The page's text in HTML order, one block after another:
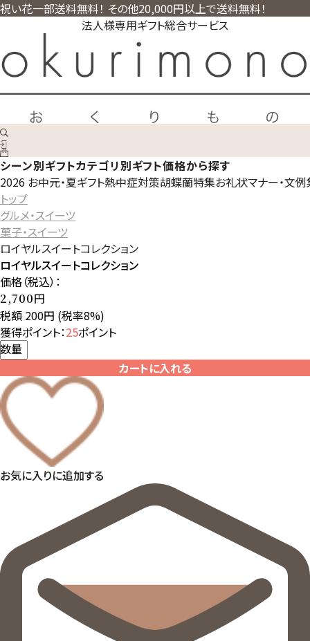
祝い花一部送料無料！ その他20,000円以上で送料無料！
法人様専用ギフト総合サービス
シーン別ギフトカテゴリ別ギフト価格から探す
2026 お中元・夏ギフト熱中症対策胡蝶蘭特集お礼状マナー・文
トップ
グルメ・スイーツ
菓子・スイーツ
ロイヤルスイートコレクション
ロイヤルスイートコレクション
価格（税込）：
2,700円
税額 200円 (税率8%)
獲得ポイント：25ポイント
数量
カートに入れる
お気に入りに追加する